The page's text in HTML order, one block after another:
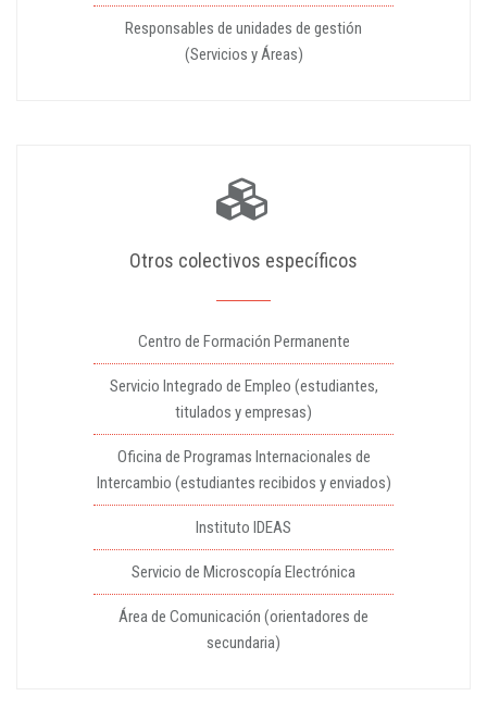
Responsables de unidades de gestión
(Servicios y Áreas)
Otros colectivos específicos
Centro de Formación Permanente
Servicio Integrado de Empleo (estudiantes,
titulados y empresas)
Oficina de Programas Internacionales de
Intercambio (estudiantes recibidos y enviados)
Instituto IDEAS
Servicio de Microscopía Electrónica
Área de Comunicación (orientadores de
secundaria)